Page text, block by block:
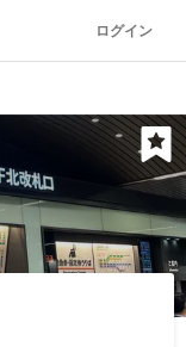
ログイン